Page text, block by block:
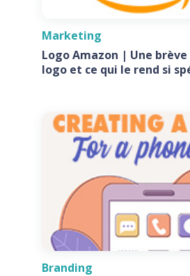
Marketing
Logo Amazon | Une
logo et ce qui le rend si
Branding